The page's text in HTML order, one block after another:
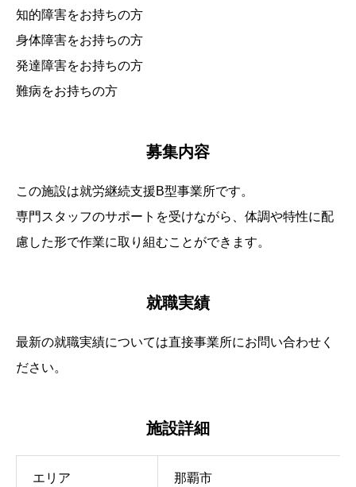
知的障害をお持ちの方
身体障害をお持ちの方
発達障害をお持ちの方
難病をお持ちの方
募集内容
この施設は就労継続支援B型事業所です。
専門スタッフのサポートを受けながら、体調や特性に配
慮した形で作業に取り組むことができます。
就職実績
最新の就職実績については直接事業所にお問い合わせく
ださい。
施設詳細
エリア 那覇市